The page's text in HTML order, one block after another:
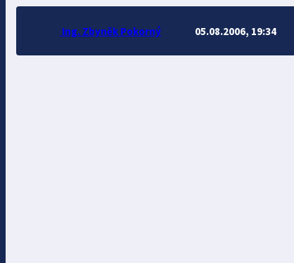
Ing. Zbyněk Pokorný 05.08.2006, 19:34